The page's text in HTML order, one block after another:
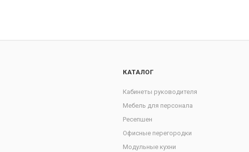
КАТАЛОГ
Кабинеты руководителя
Мебель для персонала
Ресепшен
Офисные перегородки
Модульные кухни